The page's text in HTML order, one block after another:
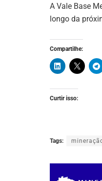
A Vale Base
longo da
Compartilhe:
Curtir isso:
Tags: